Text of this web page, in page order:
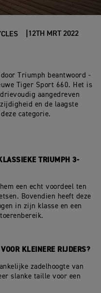
12TH MRT 2022
Triumph beantwoord -
Tiger Sport 660. Het is
aangedreven
en de laagste
categorie.
TRIUMPH 3-
een echt voordeel ten
Bovendien heeft deze
in zijn klasse en een
KLEINERE RIJDERS?
zadelhoogte van
slanke taille voor een